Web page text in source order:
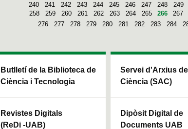
240
241 242 243 244 245 246 247 248 249
258
259 260 261 262 263 264 265 266 267
276
277 278 279 280 281 282 283 284
Butlletí de la Biblioteca de
Ciència i Tecnologia
Revistes Digitals
(ReDi -UAB)
Servei d'Arxius de
Ciència (SAC)
Dipòsit Digital de
Documents UAB